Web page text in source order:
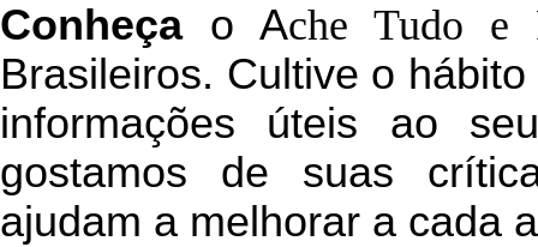
Conheçao Ache Tudo e
Brasileiros. Cultive o
informações úteis ao
gostamos de suas
ajudam a melhorar a cada